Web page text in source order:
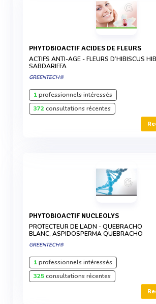
PHYTOBIOACTIF ACIDES DE FLEURS
ACTIFS ANTI-AGE - FLEURS D’HIBISCUS
SABDARIFFA
GREENTECH®
1professionnels intéressés
372consultations récentes
PHYTOBIOACTIF NUCLEOLYS
PROTECTEUR DE L’ADN - QUEBRACHO
BLANC, ASPIDOSPERMA QUEBRACHO
GREENTECH®
1professionnels intéressés
325consultations récentes